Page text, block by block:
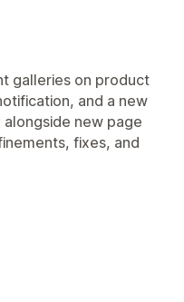
galleries on product
and a new
new page
fixes, and